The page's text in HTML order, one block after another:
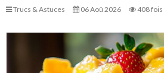
Trucs & Astuces 06 Aoû 2026 408 fois